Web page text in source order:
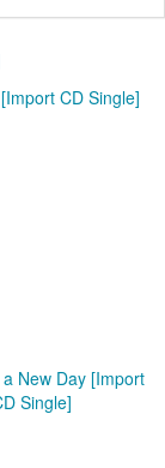
CD Single]
New Day [Import
Single]